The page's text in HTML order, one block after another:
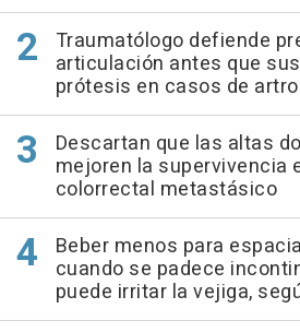
Traumatólogo defiende
articulación antes que
prótesis en casos de
Descartan que las altas
mejoren la supervivencia
colorrectal metastásico
Beber menos para
cuando se padece
puede irritar la vejiga,